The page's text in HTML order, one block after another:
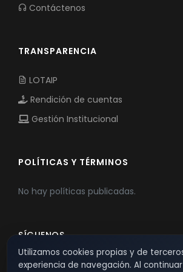
Contáctenos
TRANSPARENCIA
LOTAIP
Rendición de cuentas
Gestión Institucional
POLÍTICAS Y TÉRMINOS
No hay políticas publicadas.
SÍGUENOS
Utilizamos cookies propias y de
experiencia de navegación. Al